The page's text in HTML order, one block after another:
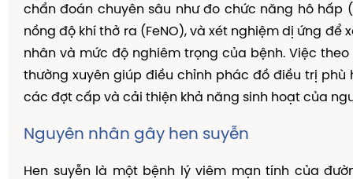
chẩn đoán chuyên sâu như đo chức năng hô hấp
nồng độ khí thở ra (FeNO), và xét nghiệm dị ứng để
nhân và mức độ nghiêm trọng của bệnh. Việc
thường xuyên giúp điều chỉnh phác đồ điều trị phù
các đợt cấp và cải thiện khả năng sinh hoạt của
Nguyên nhân gây hen suyễn
Hen suyễn là một bệnh lý viêm mạn tính của